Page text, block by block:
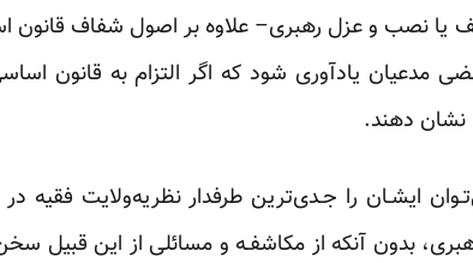
یا نصب و عزل رهبری– علاوه بر اصول شفاف قانون
مدعیان یادآوری شود که اگر التزام به قانون
نشان دهند.
ایشـان را جـدی‌ترین طرفدار نظریه‌ولایت
بدون آنکه از مکاشفـه و مسائلی از این قبیل سخن